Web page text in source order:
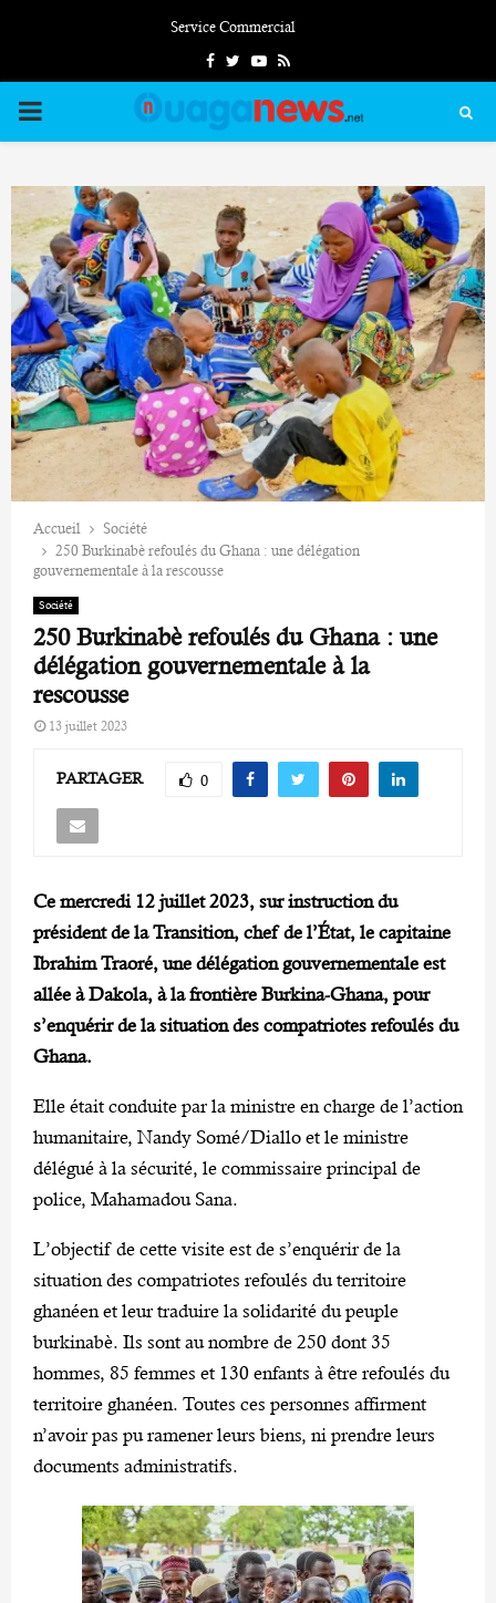
Service Commercial
FacebookTwitterYoutube
Rss
PRIMARY
Accueil
Société
250 Burkinabè refoulés du Ghana : une délégation
gouvernementale à la rescousse
Société
250 Burkinabè refoulés du Ghana : une
délégation gouvernementale à la
rescousse
13 juillet 2023
PARTAGER 0
Ce mercredi 12 juillet 2023, sur instruction du
président de la Transition, chef de l’État, le capitaine
Ibrahim Traoré, une délégation gouvernementale est
allée à Dakola, à la frontière Burkina-Ghana, pour
s’enquérir de la situation des compatriotes refoulés du
Ghana.
Elle était conduite par la ministre en charge de l’action
humanitaire, Nandy Somé/Diallo et le ministre
délégué à la sécurité, le commissaire principal de
police, Mahamadou Sana.
L’objectif de cette visite est de s’enquérir de la
situation des compatriotes refoulés du territoire
ghanéen et leur traduire la solidarité du peuple
burkinabè. Ils sont au nombre de 250 dont 35
hommes, 85 femmes et 130 enfants à être refoulés du
territoire ghanéen. Toutes ces personnes affirment
n’avoir pas pu ramener leurs biens, ni prendre leurs
documents administratifs.